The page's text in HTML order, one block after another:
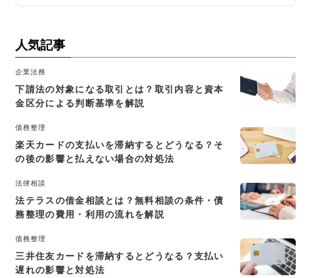
人気記事
企業法務
下請法の対象になる取引とは？取引内容と資本
金区分による判断基準を解説
債務整理
楽天カードの支払いを滞納するとどうなる？そ
の後の影響と払えない場合の対処法
法律相談
法テラスの借金相談とは？無料相談の条件・債
務整理の費用・利用の流れを解説
債務整理
三井住友カードを滞納するとどうなる？支払い
遅れの影響と対処法